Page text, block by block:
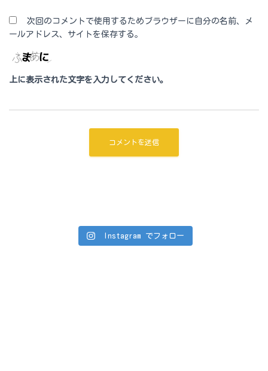
次回のコメントで使用するためブラウザーに自分の名前、メ
ールアドレス、サイトを保存する。
上に表示された文字を入力してください。
Instagram でフォロー